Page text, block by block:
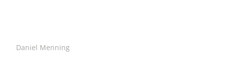
Daniel Menning